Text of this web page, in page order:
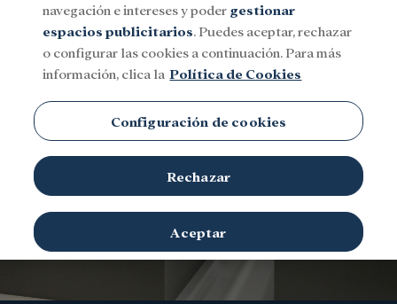
navegación e intereses y poder gestionar
espacios publicitarios. Puedes aceptar, rechazar
o configurar las cookies a continuación. Para más
información, clica la Política de Cookies
Configuración de cookies
Rechazar
Aceptar